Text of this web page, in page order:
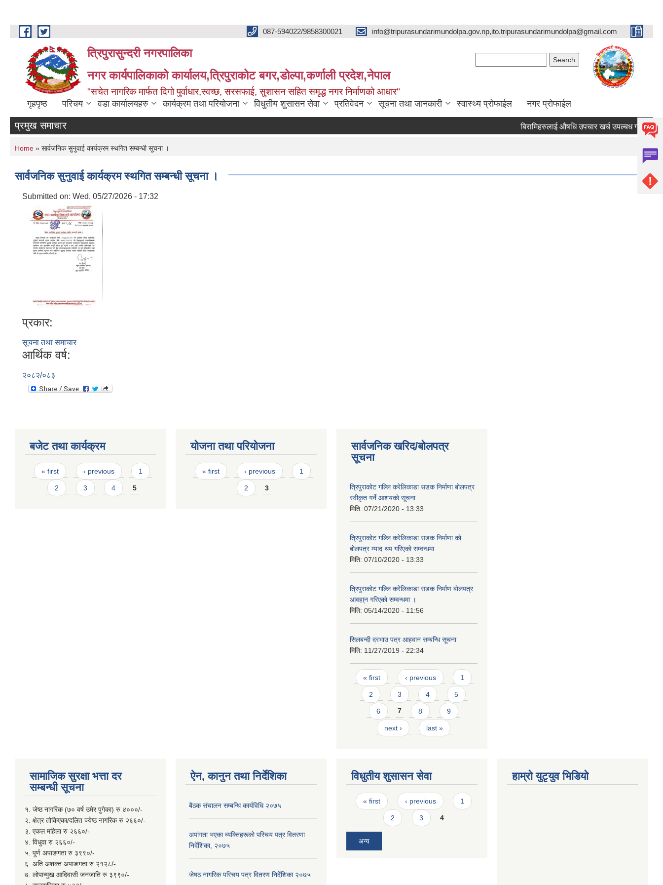
Skip to main content 087-594022/9858300021 info@tripurasundarimundolpa.gov.np,ito.tripurasundarimundolpa@gmail.com
त्रिपुरासुन्दरी नगरपालिका
नगर कार्यपालिकाको कार्यालय,त्रिपुराकोट बगर,डोल्पा,कर्णाली प्रदेश,नेपाल
"सचेत नागरिक मार्फत दिगो पुर्वाधार,स्वच्छ, सरसफाई, सुशासन सहित समृद्ध नगर निर्माणको आधार"
गृहपृष्ठ परिचय वडा कार्यालयहरु कार्यक्रम तथा परियोजना विधुतीय शुसासन सेवा प्रतिवेदन सूचना तथा जानकारी स्वास्थ्य प्रोफाईल नगर प्रोफाईल
प्रमुख समाचार बिरामिहरुलाई ‍‌औषधि उपचार खर्च उपल्बध गराउने सम्बन्धी
You are here
Home » सार्वजनिक सुनुवाई कार्यक्रम स्थगित सम्बन्धी सूचना ।
सार्वजनिक सुनुवाई कार्यक्रम स्थगित सम्बन्धी सूचना ।
Submitted on: Wed, 05/27/2026 - 17:32
प्रकार:
सूचना तथा समाचार
आर्थिक वर्ष:
२०८२/०८३
बजेट तथा कार्यक्रम
Pages
« first ‹ previous 1
2 3 4 5
योजना तथा परियोजना
Pages
« first ‹ previous 1
2 3
सार्वजनिक खरिद/बोलपत्र
सूचना
त्रिपुराकाेट गल्लि करेलिकाडा सडक निर्माणा बाेलपत्र
स्वीकृत गर्ने आशयकाे सूचना
मिति: 07/21/2020 - 13:33
त्रिपुराकाेट गल्लि करेलिकाडा सडक निर्माणा काे
बाेलपत्र म्याद थप गरिएकाे सम्वन्धमा
मिति: 07/10/2020 - 13:33
त्रिपुराकाेट गल्लि करेलिकाडा सडक निर्माण बाेलपत्र
आवहा्न गरिएकाे सम्वन्धमा ।
मिति: 05/14/2020 - 11:56
सिलबन्दी दरभाउ पत्र आहवान सम्बन्धि सूचना
मिति: 11/27/2019 - 22:34
Pages
« first ‹ previous 1
2 3 4 5
6 7 8 9
next › last »
सामाजिक सुरक्षा भत्ता दर
सम्बन्धी सूचना
१. जेष्ठ नागरिक (७० वर्ष उमेर पुगेका) रु ४०००/-
२. क्षेत्र तोकिएका/दलित ज्येष्ठ नागरिक रु २६६०/-
३. एकल महिला रु २६६०/-
४. विधुवा रु २६६०/-
५. पूर्ण अपाङगता रु ३९९०/-
६. अति अशक्त अपाङगता रु २१२८/-
७. लोपान्मुख आदिवासी जनजाति रु ३९९०/-
ऐन, कानुन तथा निर्देशिका
बैठक संचालन सम्बन्धि कार्यविधि २०७५
अपांगता भएका व्यक्तिहरूकाे परिचय पत्र वितरणा
निर्देशिका, २०७५
जेषठ नागरिक परिचय पत्र वितरण निर्देशिका २०७५
विधुतीय शुसासन सेवा
Pages
« first ‹ previous 1
2 3 4
अन्य
हाम्राे युटृयुव भिडियाे